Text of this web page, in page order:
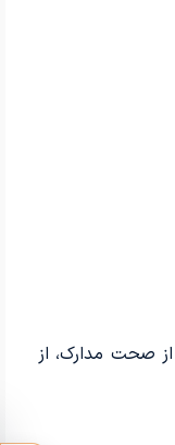
صحت مدارک، از